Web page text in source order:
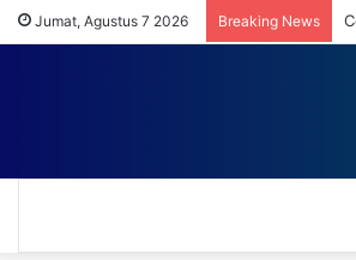
Jumat, Agustus 7 2026 Breaking News